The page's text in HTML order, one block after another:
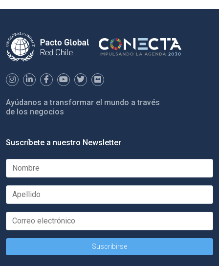
Ayúdanos a transformar el mundo a través
de los negocios
Suscríbete a nuestro Newsletter